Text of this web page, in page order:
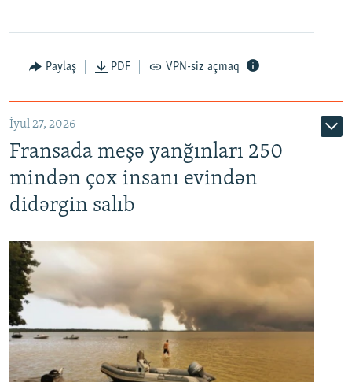
Paylaş PDF VPN-siz açmaq
İyul 27, 2026
Fransada meşə yanğınları 250
mindən çox insanı evindən
didərgin salıb